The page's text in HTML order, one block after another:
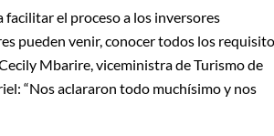
facilitar el proceso a los inversores
pueden venir, conocer todos los
Mbarire, viceministra de Turismo de
“Nos aclararon todo muchísimo y nos